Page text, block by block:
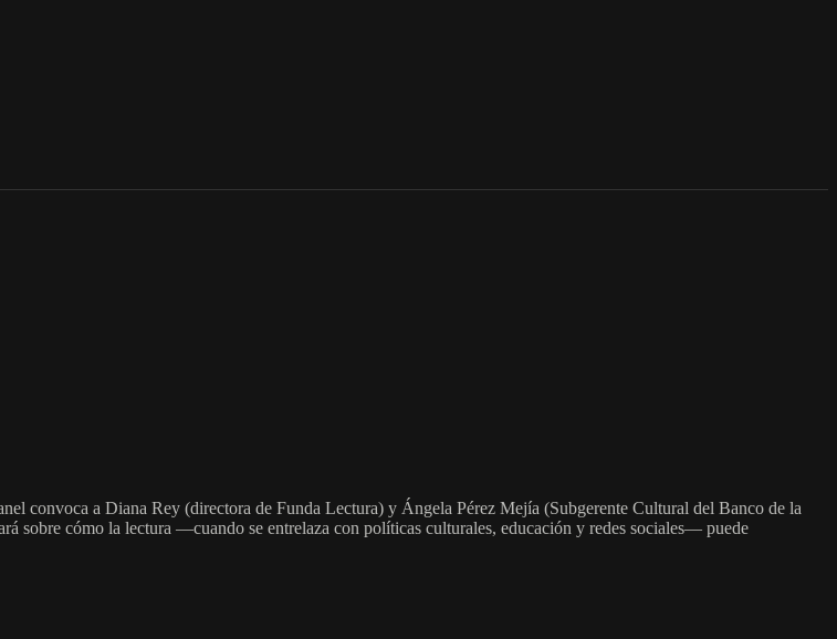
convoca a Diana Rey (directora de Funda Lectura) y Ángela Pérez Mejía (Subgerente Cultural del Banco de la
sobre cómo la lectura —cuando se entrelaza con políticas culturales, educación y redes sociales— puede